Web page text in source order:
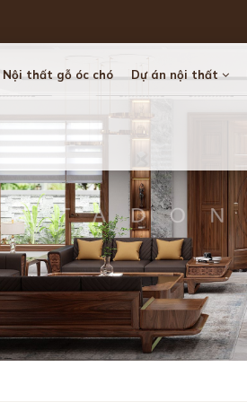
Nội thất gỗ óc chó Dự án nội thất